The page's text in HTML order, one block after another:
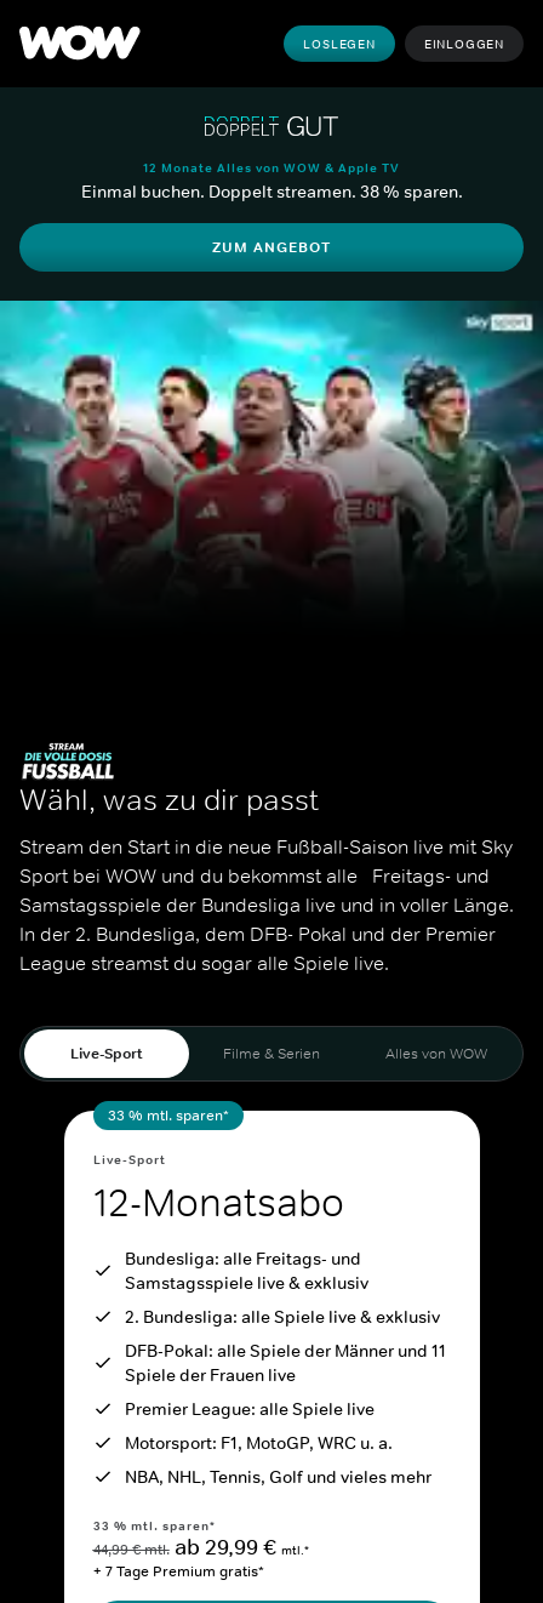
LOSLEGEN EINLOGGEN
12 Monate Alles von WOW & Apple TV
Einmal buchen. Doppelt streamen. 38 % sparen.
ZUM ANGEBOT
Wähl, was zu dir passt
Stream den Start in die neue Fußball-Saison live mit Sky
Sport bei WOW und du bekommst alle   Freitags- und
Samstagsspiele der Bundesliga live und in voller Länge.
In der 2. Bundesliga, dem DFB- Pokal und der Premier
League streamst du sogar alle Spiele live.
Live-Sport Filme & Serien Alles von WOW
33 % mtl. sparen*
Live-Sport
12-Monatsabo
Bundesliga: alle Freitags- und
Samstagsspiele live & exklusiv
2. Bundesliga: alle Spiele live & exklusiv
DFB-Pokal: alle Spiele der Männer und 11
Spiele der Frauen live
Premier League: alle Spiele live
Motorsport: F1, MotoGP, WRC u. a.
NBA, NHL, Tennis, Golf und vieles mehr
33 % mtl. sparen*
44,99 € mtl. ab 29,99 € mtl.*
+ 7 Tage Premium gratis*